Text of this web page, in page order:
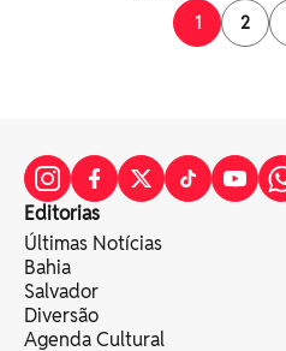
1
2
Editorias
Últimas Notícias
Bahia
Salvador
Diversão
Agenda Cultural